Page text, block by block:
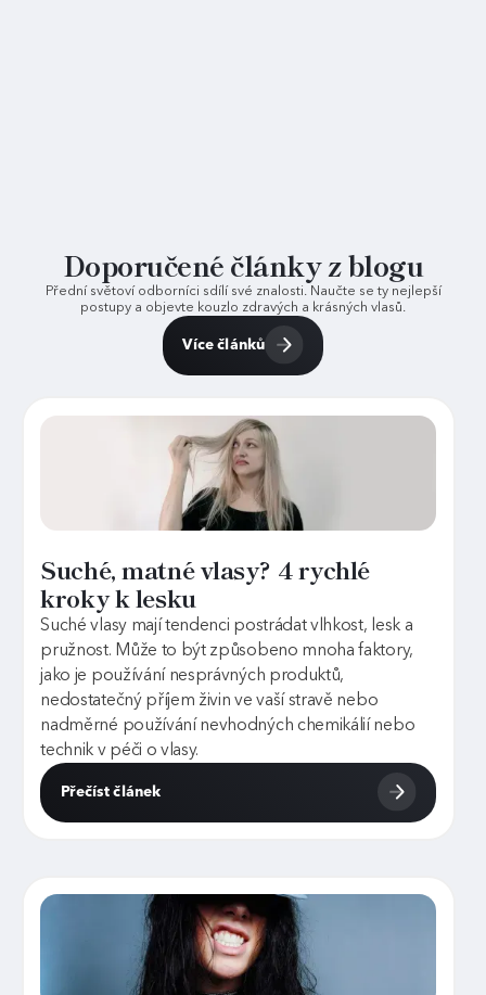
Doporučené články z blogu
Přední světoví odborníci sdílí své znalosti. Naučte se ty nejlepší
postupy a objevte kouzlo zdravých a krásných vlasů.
Více článků
Suché, matné vlasy? 4 rychlé
kroky k lesku
Suché vlasy mají tendenci postrádat vlhkost, lesk a
pružnost. Může to být způsobeno mnoha faktory,
jako je používání nesprávných produktů,
nedostatečný příjem živin ve vaší stravě nebo
nadměrné používání nevhodných chemikálií nebo
technik v péči o vlasy.
Přečíst článek